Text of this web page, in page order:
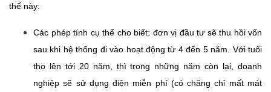
thế này:
Các phép tính cụ thể cho biết: đơn vị đầu tư sẽ thu hồi vốn
sau khi hệ thống đi vào hoạt động từ 4 đến 5 năm. Với tuổi
thọ lên tới 20 năm, thì trong những năm còn lại, doanh
nghiệp sẽ sử dụng điện miễn phí (có chăng chỉ mất mát